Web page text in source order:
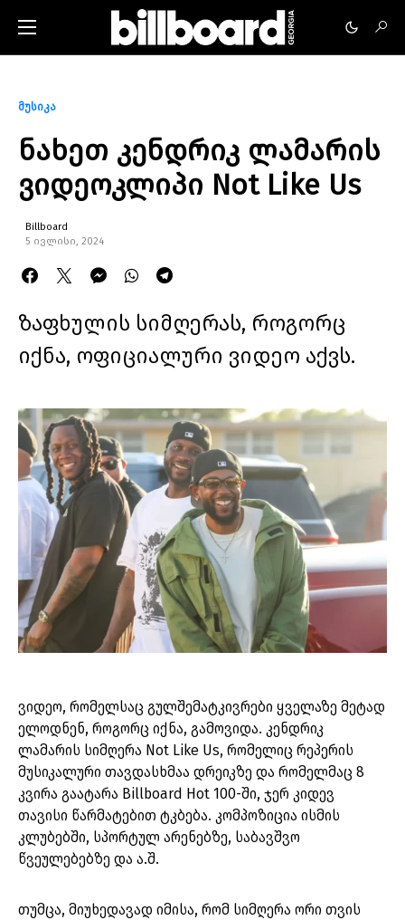
მუსიკა
ნახეთ კენდრიკ ლამარის
ვიდეოკლიპი Not Like Us
Billboard
5 ივლისი, 2024
ზაფხულის სიმღერას, როგორც
იქნა, ოფიციალური ვიდეო აქვს.
ვიდეო, რომელსაც გულშემატკივრები ყველაზე მეტად
ელოდნენ, როგორც იქნა, გამოვიდა. კენდრიკ
ლამარის სიმღერა Not Like Us, რომელიც რეპერის
მუსიკალური თავდასხმაა დრეიკზე და რომელმაც 8
კვირა გაატარა Billboard Hot 100-ში, ჯერ კიდევ
თავისი წარმატებით ტკბება. კომპოზიცია ისმის
კლუბებში, სპორტულ არენებზე, საბავშვო
წვეულებებზე და ა.შ.
თუმცა, მიუხედავად იმისა, რომ სიმღერა ორი თვის